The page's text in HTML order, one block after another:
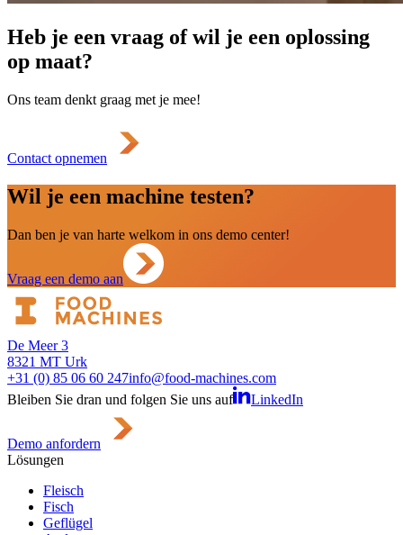
Heb je een vraag of wil je een oplossing
op maat?
Ons team denkt graag met je mee!
Contact opnemen
Wil je een machine testen?
Dan ben je van harte welkom in ons demo center!
Vraag een demo aan
De Meer 3
8321 MT Urk
+31 (0) 85 06 60 247info@food-machines.com
Bleiben Sie dran und folgen Sie uns auf
LinkedIn
Demo anfordern
Lösungen
Fleisch
Fisch
Geflügel